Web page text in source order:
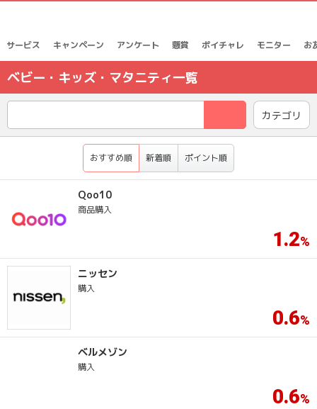
サービス キャンペーン アンケート 懸賞 ポイチャレ モニター お
ベビー・キッズ・マタニティ一覧
検索カテゴリ
おすすめ順 新着順 ポイント順
Qoo10
商品購入
1.2
ニッセン
購入
0.6
ベルメゾン
購入
0.6